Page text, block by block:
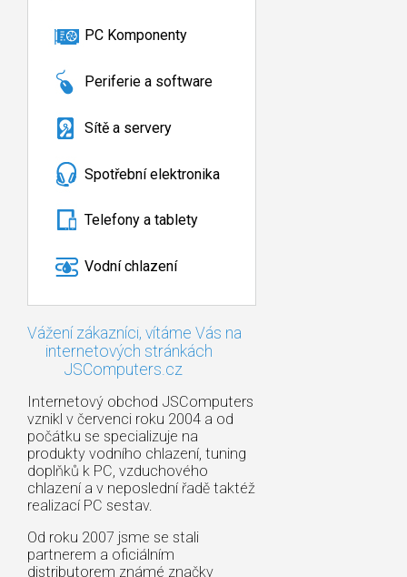
PC Komponenty
Periferie a software
Sítě a servery
Spotřební elektronika
Telefony a tablety
Vodní chlazení
Vážení zákazníci, vítáme Vás na
internetových stránkách
JSComputers.cz
Internetový obchod JSComputers
vznikl v červenci roku 2004 a od
počátku se specializuje na
produkty vodního chlazení, tuning
doplňků k PC, vzduchového
chlazení a v neposlední řadě taktéž
realizací PC sestav.
Od roku 2007 jsme se stali
partnerem a oficiálním
distributorem známé značky